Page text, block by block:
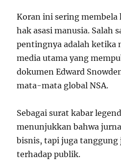
Koran ini sering membela
hak asasi manusia. Salah
pentingnya adalah ketika
media utama yang
dokumen Edward
mata-mata global NSA.
Sebagai surat kabar
menunjukkan bahwa
bisnis, tapi juga tanggung
terhadap publik.